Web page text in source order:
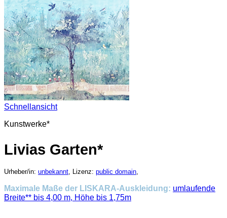
Schnellansicht
Kunstwerke*
Livias Garten*
Urheber/in: unbekannt, Lizenz: public domain,
Maximale Maße der LISKARA-Auskleidung: umlaufende
Breite** bis 4,00 m, Höhe bis 1,75m